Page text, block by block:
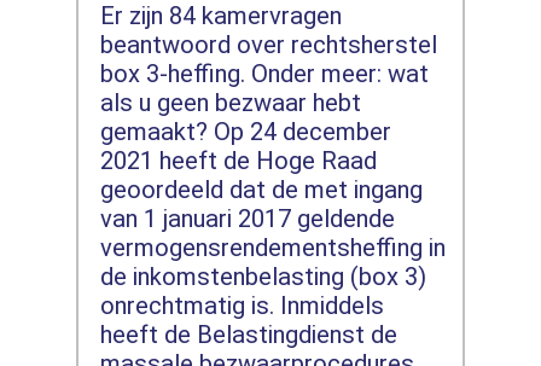
Er zijn 84 kamervragen
beantwoord over rechtsherstel
box 3-heffing. Onder meer: wat
als u geen bezwaar hebt
gemaakt? Op 24 december
2021 heeft de Hoge Raad
geoordeeld dat de met ingang
van 1 januari 2017 geldende
vermogensrendementsheffing in
de inkomstenbelasting (box 3)
onrechtmatig is. Inmiddels
heeft de Belastingdienst de